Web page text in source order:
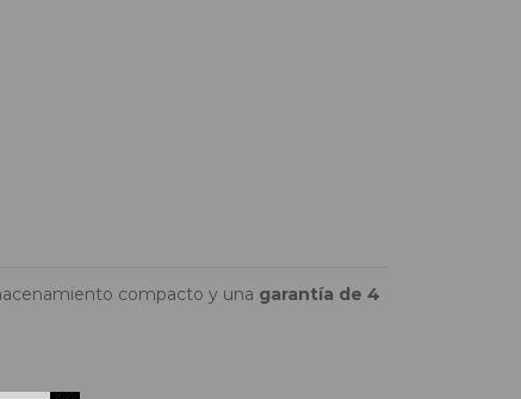
compacto y una garantía de 4